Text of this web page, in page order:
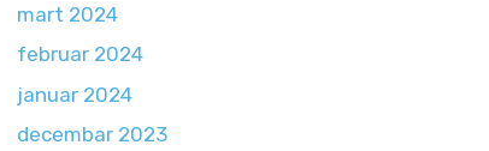
mart 2024
februar 2024
januar 2024
decembar 2023